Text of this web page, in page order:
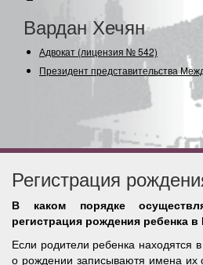
Вардан Хечян
Адвокат (лицензия № 542)
Президент представительства
Регистрация
В каком порядке
регистрация рождения ребенка
Если родители ребенка находятся
о рождении записываютя имена их